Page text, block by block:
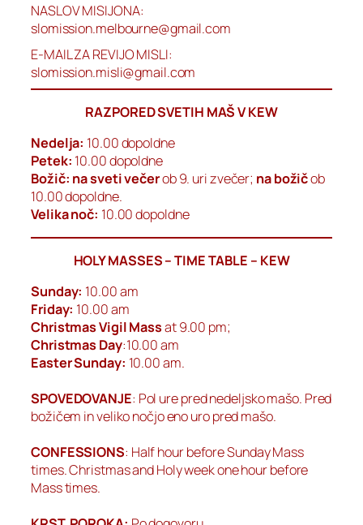
NASLOV MISIJONA:
slomission.melbourne@gmail.com
E-MAIL ZA REVIJO MISLI:
slomission.misli@gmail.com
RAZPORED SVETIH MAŠ V KEW
Nedelja: 10.00 dopoldne
Petek: 10.00 dopoldne
Božič: na sveti večerob 9. uri zvečer; na božičob
10.00 dopoldne.
Velika noč: 10.00 dopoldne
HOLY MASSES – TIME TABLE – KEW
Sunday: 10.00 am
Friday: 10.00 am
Christmas Vigil Massat 9.00 pm;
Christmas Day:10.00 am
Easter Sunday: 10.00 am.
SPOVEDOVANJE: Pol ure pred nedeljsko mašo. Pred
božičem in veliko nočjo eno uro pred mašo.
CONFESSIONS: Half hour before Sunday Mass
times. Christmas and Holy week one hour before
Mass times.